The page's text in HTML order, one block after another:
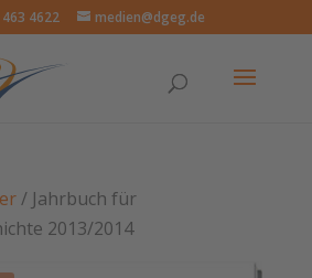
4622 medien@dgeg.de
/ Jahrbuch für
2013/2014